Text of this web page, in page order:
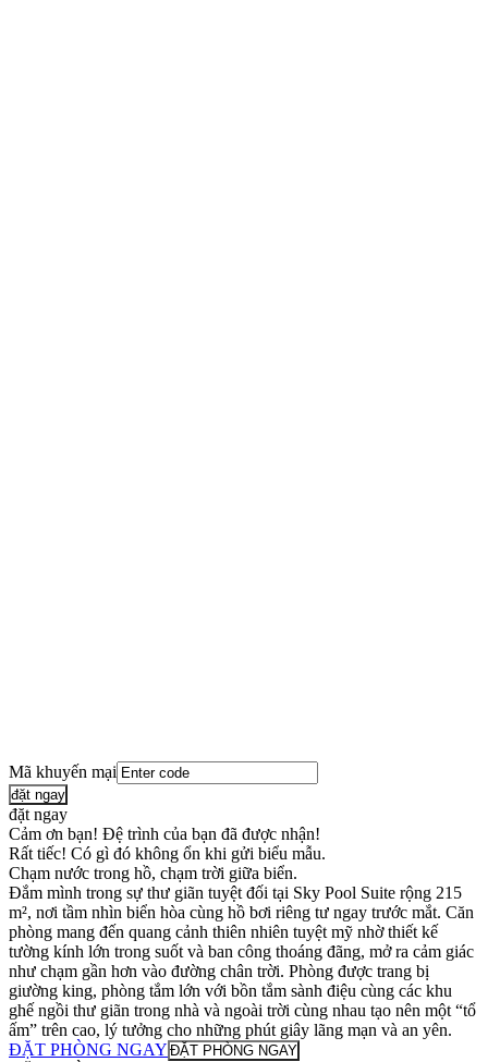
Mã khuyến mại
đặt ngay
đặt ngay
Cảm ơn bạn! Đệ trình của bạn đã được nhận!
Rất tiếc! Có gì đó không ổn khi gửi biểu mẫu.
Chạm nước trong hồ, chạm trời giữa biển.
Đắm mình trong sự thư giãn tuyệt đối tại Sky Pool Suite rộng 215
m², nơi tầm nhìn biển hòa cùng hồ bơi riêng tư ngay trước mắt. Căn
phòng mang đến quang cảnh thiên nhiên tuyệt mỹ nhờ thiết kế
tường kính lớn trong suốt và ban công thoáng đãng, mở ra cảm giác
như chạm gần hơn vào đường chân trời. Phòng được trang bị
giường king, phòng tắm lớn với bồn tắm sành điệu cùng các khu
ghế ngồi thư giãn trong nhà và ngoài trời cùng nhau tạo nên một “tổ
ấm” trên cao, lý tưởng cho những phút giây lãng mạn và an yên.
ĐẶT PHÒNG NGAY ĐẶT PHÒNG NGAY